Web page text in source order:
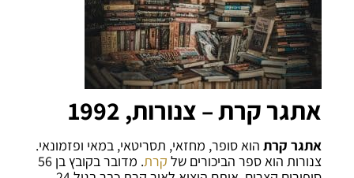
אתגר קרת – צנורות, 1992
אתגר קרת הוא סופר, מחזאי, תסריטאי, במאי ופזמונאי.
צנורות הוא ספר הביכורים של קרת
. מדובר בקובץ בן 56